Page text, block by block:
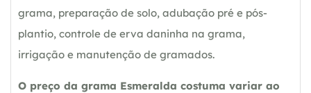
grama, preparação de solo, adubação pré e pós-
plantio, controle de erva daninha na grama,
irrigação e manutenção de gramados.
O preço da grama Esmeralda costuma variar ao